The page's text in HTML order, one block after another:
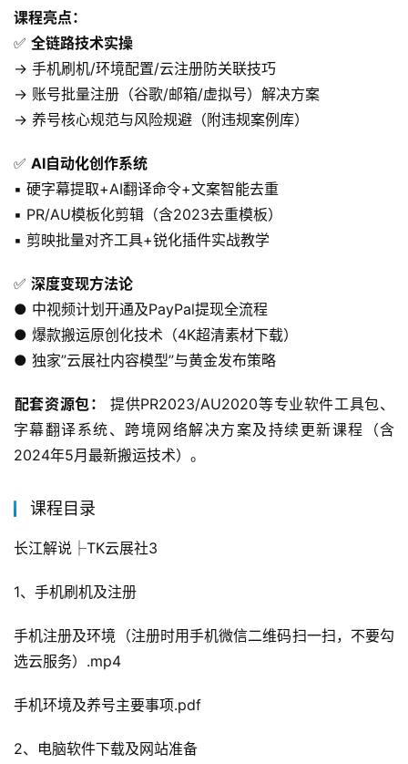
课程亮点：​
✅ ​ 全链路技术实操
→ 手机刷机/环境配置/云注册防关联技巧
→ 账号批量注册（谷歌/邮箱/虚拟号）解决方案
→ 养号核心规范与风险规避（附违规案例库）
✅ ​ AI自动化创作系统
▪️ 硬字幕提取+AI翻译命令+文案智能去重
▪️ PR/AU模板化剪辑（含2023去重模板）
▪️ 剪映批量对齐工具+锐化插件实战教学
✅ ​ 深度变现方法论
● 中视频计划开通及PayPal提现全流程
● 爆款搬运原创化技术（4K超清素材下载）
● 独家”云展社内容模型”与黄金发布策略
配套资源包：​
​ 提供PR2023/AU2020等专业软件工具包、
字幕翻译系统、跨境网络解决方案及持续更新课程（含
2024年5月最新搬运技术）。
课程目录
长江解说├TK云展社3
1、手机刷机及注册
手机注册及环境（注册时用手机微信二维码扫一扫，不要勾
选云服务）.mp4
手机环境及养号主要事项.pdf
2、电脑软件下载及网站准备